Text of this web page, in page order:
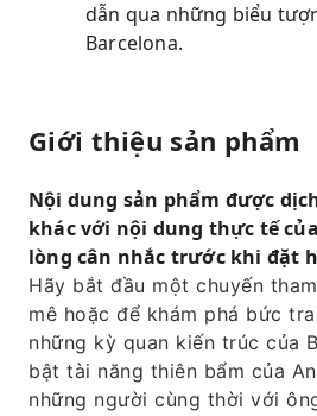
dẫn qua những biểu
Barcelona.
Giới thiệu sản phẩm
Nội dung sản phẩm được
khác với nội dung thực tế
lòng cân nhắc trước khi đặt
Hãy bắt đầu một chuyến
mê hoặc để khám phá bức
những kỳ quan kiến ​​trúc của
bật tài năng thiên bẩm của
những người cùng thời với